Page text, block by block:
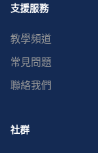
支援服務
教學頻道
常見問題
聯絡我們
社群